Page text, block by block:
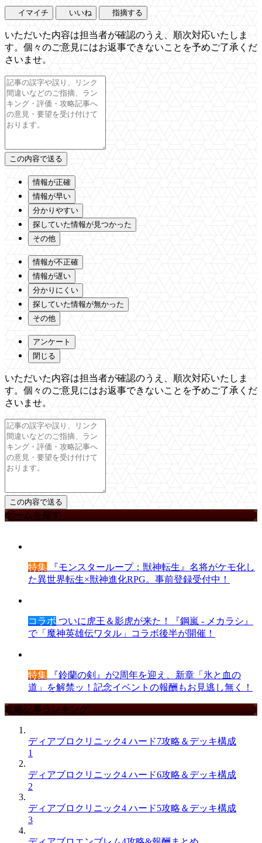
イマイチ いいね 指摘する
いただいた内容は担当者が確認のうえ、順次対応いたしま
す。個々のご意見にはお返事できないことを予めご了承くだ
さいませ。
情報が正確
情報が早い
分かりやすい
探していた情報が見つかった
その他
情報が不正確
情報が遅い
分かりにくい
探していた情報が無かった
その他
アンケート
閉じる
いただいた内容は担当者が確認のうえ、順次対応いたしま
す。個々のご意見にはお返事できないことを予めご了承くだ
さいませ。
ゲームを探す
特集 『モンスターループ：獣神転生』名将がケモ化し
た異世界転生×獣神進化RPG。事前登録受付中！
コラボ ついに虎王＆影虎が来た！『鋼嵐 - メカラシ』
で「魔神英雄伝ワタル」コラボ後半が開催！
特集 『鈴蘭の剣』が2周年を迎え、新章「氷と血の
道」を解禁ッ！記念イベントの報酬もお見逃し無く！
攻略記事ランキング
ディアブロクリニック4 ハード7攻略＆デッキ構成
1
ディアブロクリニック4 ハード6攻略＆デッキ構成
2
ディアブロクリニック4 ハード5攻略＆デッキ構成
3